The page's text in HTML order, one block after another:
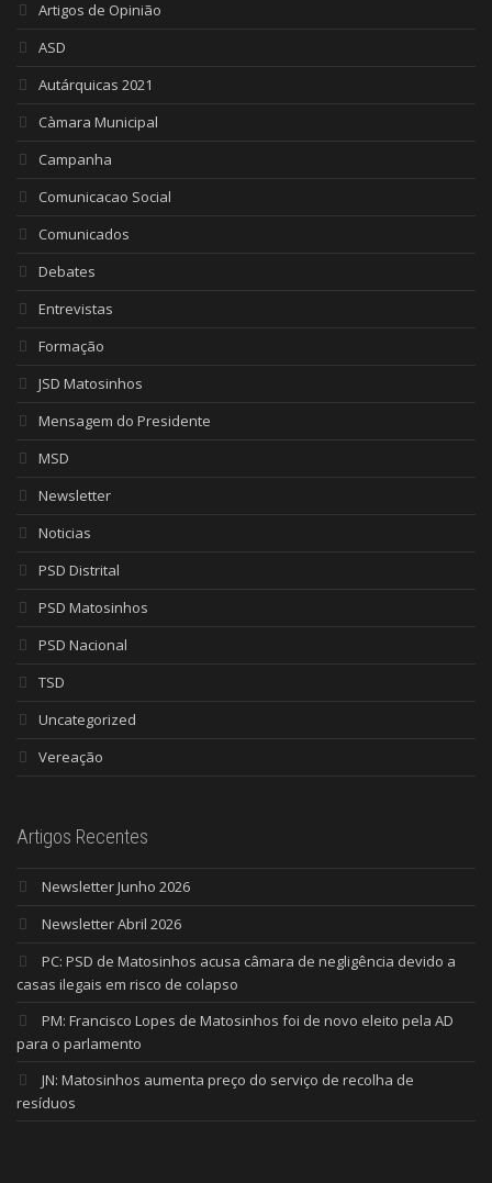
Artigos de Opinião
ASD
Autárquicas 2021
Càmara Municipal
Campanha
Comunicacao Social
Comunicados
Debates
Entrevistas
Formação
JSD Matosinhos
Mensagem do Presidente
MSD
Newsletter
Noticias
PSD Distrital
PSD Matosinhos
PSD Nacional
TSD
Uncategorized
Vereação
Artigos Recentes
Newsletter Junho 2026
Newsletter Abril 2026
PC: PSD de Matosinhos acusa câmara de negligência devido a
casas ilegais em risco de colapso
PM: Francisco Lopes de Matosinhos foi de novo eleito pela AD
para o parlamento
JN: Matosinhos aumenta preço do serviço de recolha de
resíduos